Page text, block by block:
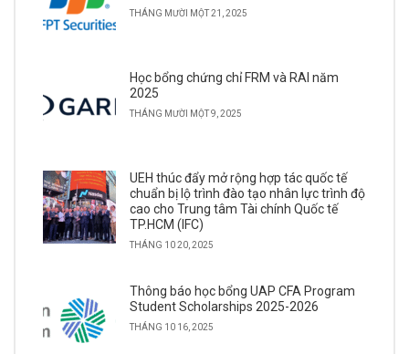
THÁNG MƯỜI MỘT 21, 2025
Học bổng chứng chỉ FRM và RAI năm
2025
THÁNG MƯỜI MỘT 9, 2025
UEH thúc đẩy mở rộng hợp tác quốc tế
chuẩn bị lộ trình đào tạo nhân lực trình độ
cao cho Trung tâm Tài chính Quốc tế
TP.HCM (IFC)
THÁNG 10 20, 2025
Thông báo học bổng UAP CFA Program
Student Scholarships 2025-2026
THÁNG 10 16, 2025